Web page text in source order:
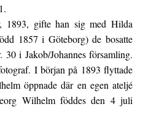
1893, gifte han sig med Hilda
1857 i Göteborg) de bosatte
30 i Jakob/Johannes församling.
I början på 1893 flyttade
öppnade där en egen ateljé
Wilhelm föddes den 4 juli